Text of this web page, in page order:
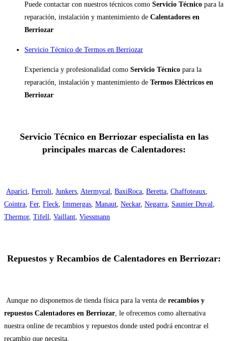
Puede contactar con nuestros técnicos como Servicio Técnico para la
reparación, instalación y mantenimiento de Calentadores en
Berriozar
Servicio Técnico de Termos en Berriozar
Experiencia y profesionalidad como Servicio Técnico para la
reparación, instalación y mantenimiento de Termos Eléctricos en
Berriozar
Servicio Técnico en Berriozar especialista en las
principales marcas de Calentadores:
Aparici, Ferroli, Junkers, Atermycal, BaxiRoca, Beretta, Chaffoteaux,
Cointra, Fer, Fleck, Immergas, Manaut, Neckar, Negarra, Saunier Duval,
Thermor, Tifell, Vaillant, Viessmann
Repuestos y Recambios de Calentadores en Berriozar:
Aunque no disponemos de tienda física para la venta de recambios y
repuestos Calentadores en Berriozar, le ofrecemos como alternativa
nuestra online de recambios y repuestos donde usted podrá encontrar el
recambio que necesita.